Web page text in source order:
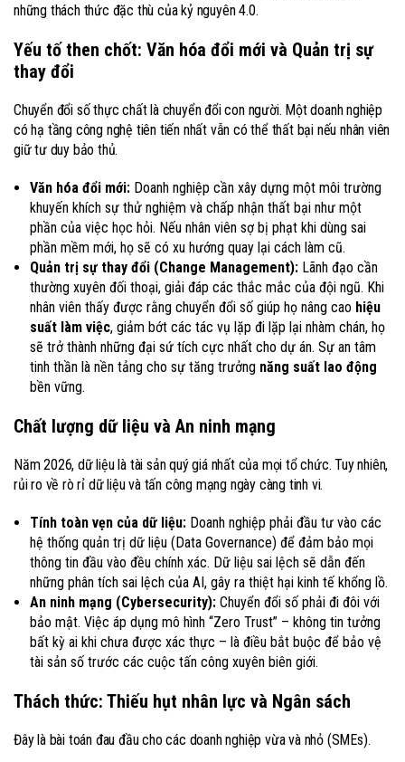
những thách thức đặc thù của kỷ nguyên 4.0.
Yếu tố then chốt: Văn hóa đổi mới và Quản trị sự
thay đổi
Chuyển đổi số thực chất là chuyển đổi con người. Một doanh nghiệp
có hạ tầng công nghệ tiên tiến nhất vẫn có thể thất bại nếu nhân viên
giữ tư duy bảo thủ.
Văn hóa đổi mới: Doanh nghiệp cần xây dựng một môi trường
khuyến khích sự thử nghiệm và chấp nhận thất bại như một
phần của việc học hỏi. Nếu nhân viên sợ bị phạt khi dùng sai
phần mềm mới, họ sẽ có xu hướng quay lại cách làm cũ.
Quản trị sự thay đổi (Change Management): Lãnh đạo cần
thường xuyên đối thoại, giải đáp các thắc mắc của đội ngũ. Khi
nhân viên thấy được rằng chuyển đổi số giúp họ nâng cao hiệu
suất làm việc, giảm bớt các tác vụ lặp đi lặp lại nhàm chán, họ
sẽ trở thành những đại sứ tích cực nhất cho dự án. Sự an tâm
tinh thần là nền tảng cho sự tăng trưởng năng suất lao động
bền vững.
Chất lượng dữ liệu và An ninh mạng
Năm 2026, dữ liệu là tài sản quý giá nhất của mọi tổ chức. Tuy nhiên,
rủi ro về rò rỉ dữ liệu và tấn công mạng ngày càng tinh vi.
Tính toàn vẹn của dữ liệu: Doanh nghiệp phải đầu tư vào các
hệ thống quản trị dữ liệu (Data Governance) để đảm bảo mọi
thông tin đầu vào đều chính xác. Dữ liệu sai lệch sẽ dẫn đến
những phân tích sai lệch của AI, gây ra thiệt hại kinh tế khổng lồ.
An ninh mạng (Cybersecurity): Chuyển đổi số phải đi đôi với
bảo mật. Việc áp dụng mô hình “Zero Trust” – không tin tưởng
bất kỳ ai khi chưa được xác thực – là điều bắt buộc để bảo vệ
tài sản số trước các cuộc tấn công xuyên biên giới.
Thách thức: Thiếu hụt nhân lực và Ngân sách
Đây là bài toán đau đầu cho các doanh nghiệp vừa và nhỏ (SMEs).